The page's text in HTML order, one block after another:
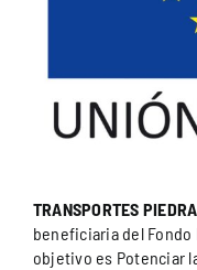
TRANSPORTES
beneficiaria del Fondo
objetivo es Potenciar